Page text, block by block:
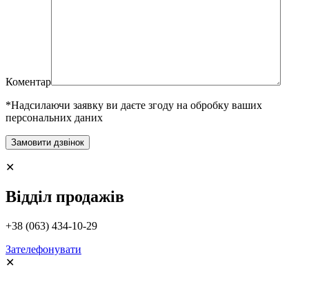
Коментар
*Надсилаючи заявку ви даєте згоду на обробку ваших
персональних даних
✕
Відділ продажів
+38 (063) 434-10-29
Зателефонувати
✕